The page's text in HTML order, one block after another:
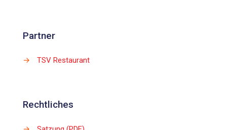
Partner
→ TSV Restaurant
Rechtliches